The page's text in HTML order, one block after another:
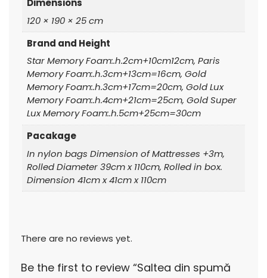
Dimensions
120 × 190 × 25 cm
Brand and Height
Star Memory Foam:.h.2cm+10cm12cm, Paris
Memory Foam:.h.3cm+13cm=16cm, Gold
Memory Foam:.h.3cm+17cm=20cm, Gold Lux
Memory Foam:.h.4cm+21cm=25cm, Gold Super
Lux Memory Foam:.h.5cm+25cm=30cm
Pacakage
In nylon bags Dimension of Mattresses +3m,
Rolled Diameter 39cm x 110cm, Rolled in box.
Dimension 41cm x 41cm x 110cm
There are no reviews yet.
Be the first to review “Saltea din spumă